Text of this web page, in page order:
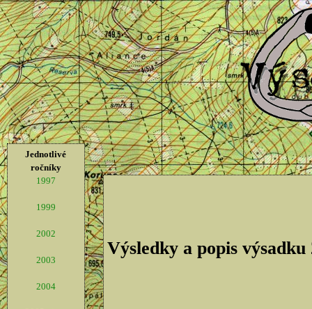
Jednotlivé
ročníky
1997
1999
2002
2003
2004
Výsledky a popis výsadku